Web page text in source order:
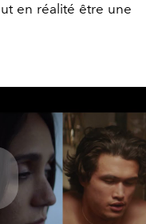
en réalité être une